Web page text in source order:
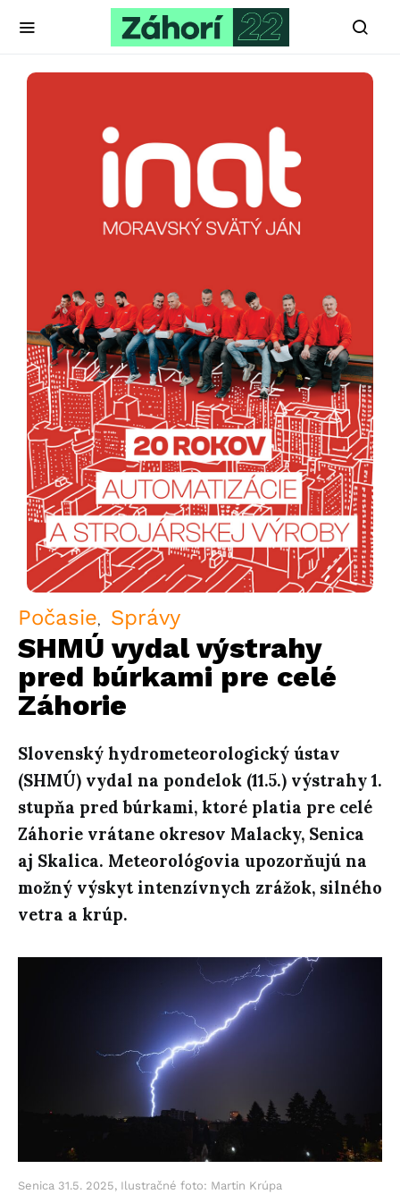
Počasie Správy
SHMÚ vydal výstrahy
pred búrkami pre celé
Záhorie
Slovenský hydrometeorologický ústav
(SHMÚ) vydal na pondelok (11.5.) výstrahy 1.
stupňa pred búrkami, ktoré platia pre celé
Záhorie vrátane okresov Malacky, Senica
aj Skalica. Meteorológovia upozorňujú na
možný výskyt intenzívnych zrážok, silného
vetra a krúp.
Senica 31.5. 2025, Ilustračné foto: Martin Krúpa